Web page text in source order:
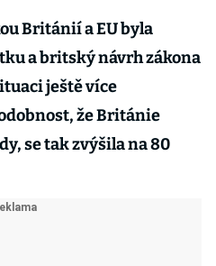
Británií a EU byla
a britský návrh zákona
ještě více
že Británie
se tak zvýšila na 80